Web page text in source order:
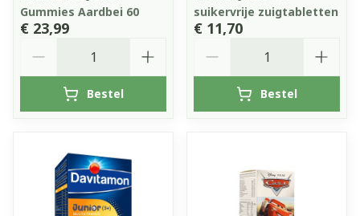
Gummies Aardbei 60
€ 23,99
Bestel
suikervrije zuigtabletten
€ 11,70
Bestel